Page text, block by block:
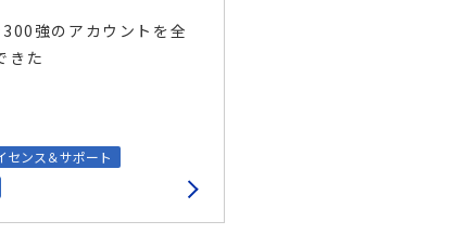
強のアカウントを全
きた
センス＆サポート